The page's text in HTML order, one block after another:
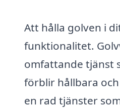
Att hålla golven i
funktionalitet.
omfattande tjänst
förblir hållbara
en rad tjänster